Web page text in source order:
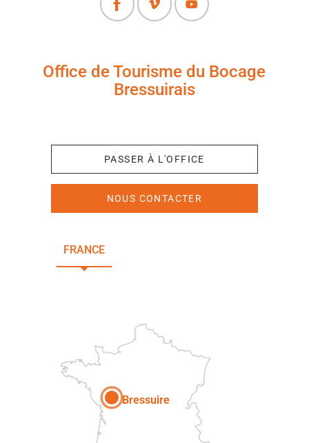
Office de Tourisme du Bocage
Bressuirais
PASSER À L'OFFICE
NOUS CONTACTER
FRANCE
Bressuire